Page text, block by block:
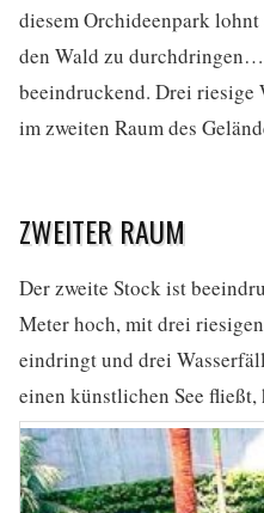
diesem Orchideenpark
den Wald zu
beeindruckend. Drei riesige
im zweiten Raum des
ZWEITER RAUM
Der zweite Stock ist
Meter hoch, mit drei
eindringt und drei
einen künstlichen See